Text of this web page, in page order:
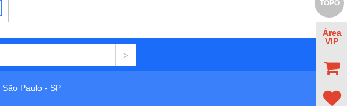
TOPO
São Paulo - SP
Área
VIP